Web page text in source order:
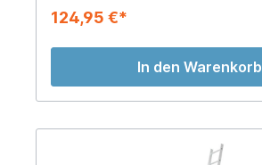
124,95 €*
In den Warenkorb